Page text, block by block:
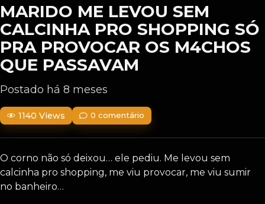
MARIDO ME LEVOU SEM
CALCINHA PRO SHOPPING SÓ
PRA PROVOCAR OS M4CHOS
QUE PASSAVAM
Postado há 8 meses
1140 Views 0 comentário
O corno não só deixou… ele pediu. Me levou sem
calcinha pro shopping, me viu provocar, me viu sumir
no banheiro…